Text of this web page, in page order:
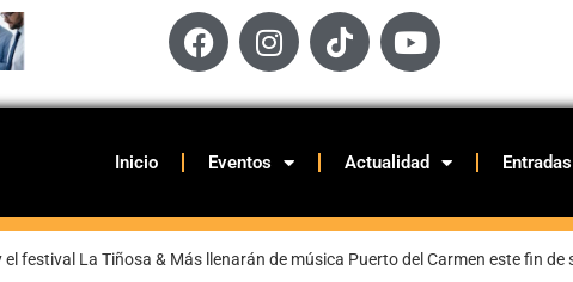
Inicio Eventos Actualidad Entradas
festival La Tiñosa & Más llenarán de música Puerto del Carmen este fin de